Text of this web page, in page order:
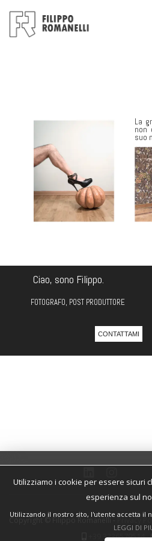
La
non
suo
Ciao, sono Filippo.
FOTOGRAFO, POST PRODUTTORE
CONTATTAMI
Copyright © Filippo Romanelli - Privacy
Utilizziamo i cookie per essere sicuri
esperienza sul
Utilizzando il nostro sito, l'utente accetta il
LEGGI DI
+39 3336579514